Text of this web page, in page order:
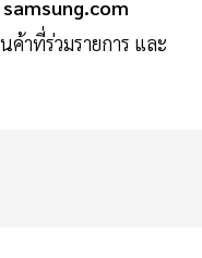
samsung.com
ค้าที่ร่วมรายการ และ